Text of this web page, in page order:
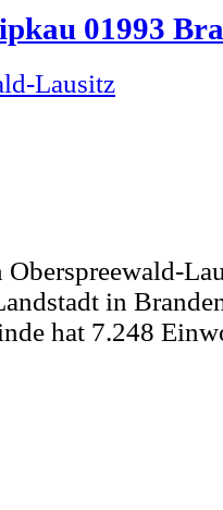
01993
Lausitz
Oberspreewald-
in
hat 7.248